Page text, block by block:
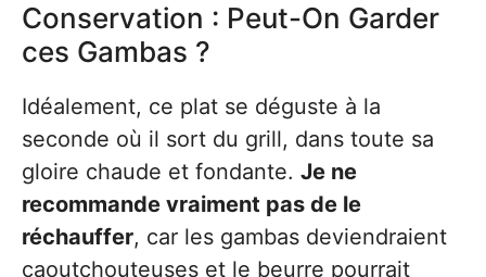
Conservation : Peut-On Garder
ces Gambas ?
Idéalement, ce plat se déguste à la
seconde où il sort du grill, dans toute sa
gloire chaude et fondante. Je ne
recommande vraiment pas de le
réchauffer, car les gambas deviendraient
caoutchouteuses et le beurre pourrait